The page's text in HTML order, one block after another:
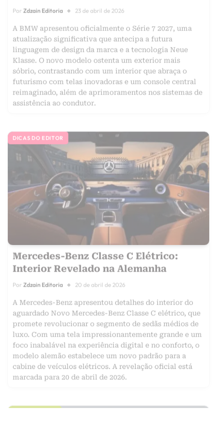
Por Zdzain Editoria 23 de abril de 2026
A BMW apresentou oficialmente o Série 7 2027, uma
atualização significativa que antecipa a futura
linguagem de design da marca e a tecnologia Neue
Klasse. O novo modelo ostenta um exterior mais
sóbrio, contrastando com um interior que abraça o
futurismo com telas inovadoras e um console central
reimaginado, além de aprimoramentos nos sistemas de
assistência ao condutor.
DICAS DO EDITOR
Mercedes-Benz Classe C Elétrico:
Interior Revelado na Alemanha
Por Zdzain Editoria 20 de abril de 2026
A Mercedes-Benz apresentou detalhes do interior do
aguardado Novo Mercedes-Benz Classe C elétrico, que
promete revolucionar o segmento de sedãs médios de
luxo. Com uma tela impressionantemente grande e um
foco inabalável na experiência digital e no conforto, o
modelo alemão estabelece um novo padrão para a
cabine de veículos elétricos. A revelação oficial está
marcada para 20 de abril de 2026.
LANÇAMENTOS